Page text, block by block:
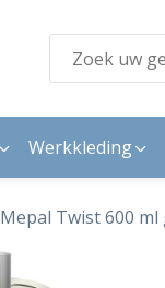
Werkkleding
Mepal Twist 600